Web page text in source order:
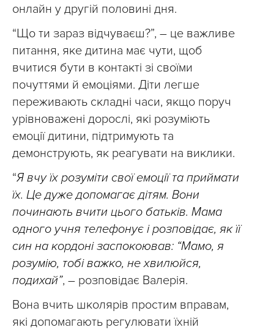
онлайн у другій половині дня.
“Що ти зараз відчуваєш?”, – це важливе
питання, яке дитина має чути, щоб
вчитися бути в контакті зі своїми
почуттями й емоціями. Діти легше
переживають складні часи, якщо поруч
урівноважені дорослі, які розуміють
емоції дитини, підтримують та
демонструють, як реагувати на виклики.
“Я вчу їх розуміти свої емоції та приймати
їх. Це дуже допомагає дітям. Вони
починають вчити цього батьків. Мама
одного учня телефонує і розповідає, як її
син на кордоні заспокоював: “Мамо, я
розумію, тобі важко, не хвилюйся,
подихай”, – розповідає Валерія.
Вона вчить школярів простим вправам,
які допомагають регулювати їхній